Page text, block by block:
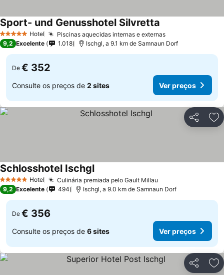
5 Estrelas Hotel Piscinas aquecidas internas e externasVer preços
Sport- und Genusshotel Silvretta
9,2 Excelente 1.018 Ischgl, a 9.1 km de Samnaun Dorf
De € 352
Consulte os preços de 2 sites Ver preços
Partilhar
5 Estrelas Hotel Culinária premiada pelo Gault Millau
Schlosshotel IschglVer preços
9,2 Excelente 494 Ischgl, a 9.0 km de Samnaun Dorf
De € 356
Consulte os preços de 6 sites Ver preços
Partilhar